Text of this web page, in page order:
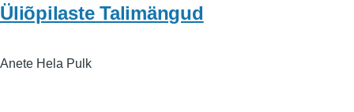
Üliõpilaste Talimängud
Anete Hela Pulk